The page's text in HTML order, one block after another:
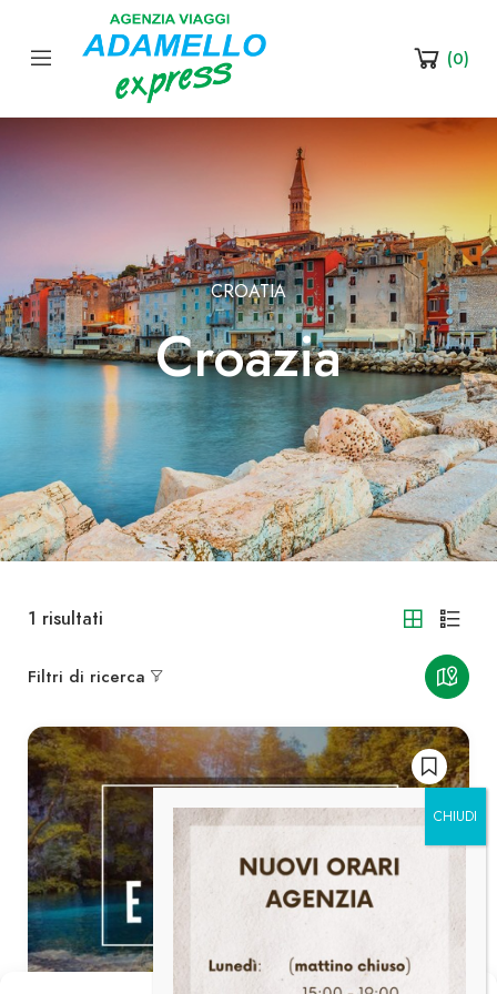
(0)
CROATIA
Croazia
1 risultati
Filtri di ricerca